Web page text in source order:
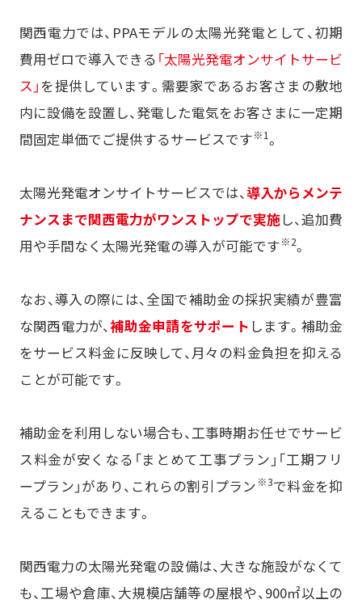
関西電力では、PPAモデルの太陽光発電として、初期
費用ゼロで導入できる 「太陽光発電オンサイトサービ
ス」を提供しています。需要家であるお客さまの敷地
内に設備を設置し、発電した電気をお客さまに一定期
間固定単価でご提供するサービスです※1。
太陽光発電オンサイトサービスでは、 導入からメンテ
ナンスまで関西電力がワンストップで実施し、追加費
用や手間なく太陽光発電の導入が可能です※2。
なお、導入の際には、全国で補助金の採択実績が豊富
な関西電力が、補助金申請をサポート します。補助金
をサービス料金に反映して、月々の料金負担を抑える
ことが可能です。
補助金を利用しない場合も、工事時期お任せでサービ
ス料金が安くなる「まとめて工事プラン」「工期フリ
ープラン」があり、これらの割引プラン※3で料金を抑
えることもできます。
関西電力の太陽光発電の設備は、大きな施設がなくて
も、工場や倉庫、大規模店舗等の屋根や、900㎡以上の